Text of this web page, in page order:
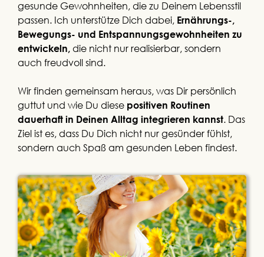
gesunde Gewohnheiten, die zu Deinem Lebensstil
passen. Ich unterstütze Dich dabei, Ernährungs-,
Bewegungs- und Entspannungsgewohnheiten zu
entwickeln, die nicht nur realisierbar, sondern
auch freudvoll sind.
Wir finden gemeinsam heraus, was Dir persönlich
guttut und wie Du diese positiven Routinen
dauerhaft in Deinen Alltag integrieren kannst. Das
Ziel ist es, dass Du Dich nicht nur gesünder fühlst,
sondern auch Spaß am gesunden Leben findest.